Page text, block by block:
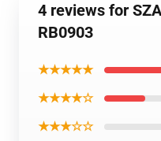
4 reviews for
RB0903
★★★★★
★★★★☆
★★★☆☆